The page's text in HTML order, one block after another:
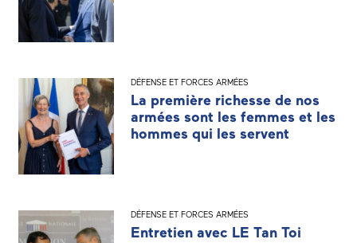
DÉFENSE ET FORCES ARMÉES
La première richesse de nos
armées sont les femmes et les
hommes qui les servent
DÉFENSE ET FORCES ARMÉES
Entretien avec LE Tan Toi